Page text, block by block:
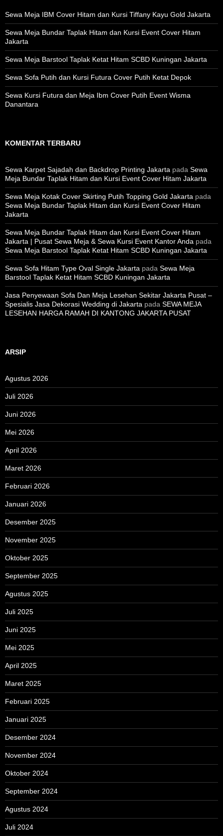
Sewa Meja IBM Cover Hitam dan Kursi Tiffany Kayu Gold Jakarta
Sewa Meja Bundar Taplak Hitam dan Kursi Event Cover Hitam
Jakarta
Sewa Meja Barstool Taplak Ketat Hitam SCBD Kuningan Jakarta
Sewa Sofa Putih dan Kursi Futura Cover Putih Ketat Depok
Sewa Kursi Futura dan Meja Ibm Cover Putih Event Wisma
Danantara
KOMENTAR TERBARU
Sewa Karpet Sajadah dan Backdrop Printing Jakarta pada Sewa
Meja Bundar Taplak Hitam dan Kursi Event Cover Hitam Jakarta
Sewa Meja Kotak Cover Skirting Putih Topping Gold Jakarta pada
Sewa Meja Bundar Taplak Hitam dan Kursi Event Cover Hitam
Jakarta
Sewa Meja Bundar Taplak Hitam dan Kursi Event Cover Hitam
Jakarta | Pusat Sewa Meja & Sewa Kursi Event Kantor Anda pada
Sewa Meja Barstool Taplak Ketat Hitam SCBD Kuningan Jakarta
Sewa Sofa Hitam Type Oval Single Jakarta pada Sewa Meja
Barstool Taplak Ketat Hitam SCBD Kuningan Jakarta
Jasa Penyewaan Sofa Dan Meja Lesehan Sekitar Jakarta Pusat –
Spesialis Jasa Dekorasi Wedding di Jakarta pada SEWA MEJA
LESEHAN HARGA RAMAH DI KANTONG JAKARTA PUSAT
ARSIP
Agustus 2026
Juli 2026
Juni 2026
Mei 2026
April 2026
Maret 2026
Februari 2026
Januari 2026
Desember 2025
November 2025
Oktober 2025
September 2025
Agustus 2025
Juli 2025
Juni 2025
Mei 2025
April 2025
Maret 2025
Februari 2025
Januari 2025
Desember 2024
November 2024
Oktober 2024
September 2024
Agustus 2024
Juli 2024